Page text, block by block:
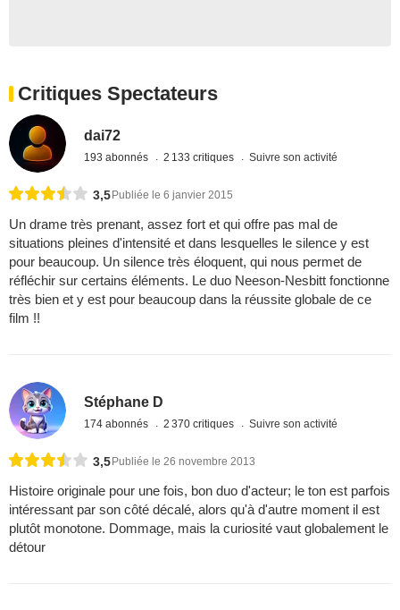
Critiques Spectateurs
dai72
193 abonnés 2 133 critiques Suivre son activité
3,5Publiée le 6 janvier 2015
Un drame très prenant, assez fort et qui offre pas mal de
situations pleines d'intensité et dans lesquelles le silence y est
pour beaucoup. Un silence très éloquent, qui nous permet de
réfléchir sur certains éléments. Le duo Neeson-Nesbitt fonctionne
très bien et y est pour beaucoup dans la réussite globale de ce
film !!
Stéphane D
174 abonnés 2 370 critiques Suivre son activité
3,5Publiée le 26 novembre 2013
Histoire originale pour une fois, bon duo d'acteur; le ton est parfois
intéressant par son côté décalé, alors qu'à d'autre moment il est
plutôt monotone. Dommage, mais la curiosité vaut globalement le
détour